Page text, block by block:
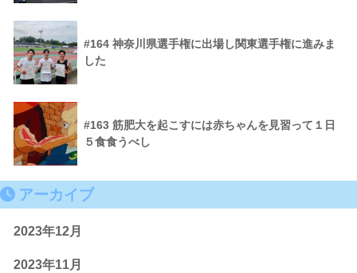
#164 神奈川県選手権に出場し関東選手権に進みま
した
#163 筋肥大を起こすには赤ちゃんを見習って１日
５食食うべし
アーカイブ
2023年12月
2023年11月